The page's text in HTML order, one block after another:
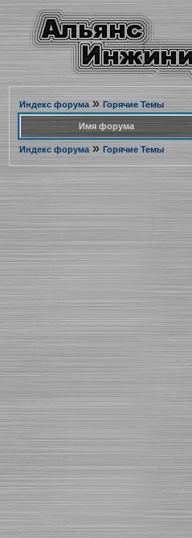
Индекс форума» Горячие Темы
Имя форума
Индекс форума» Горячие Темы